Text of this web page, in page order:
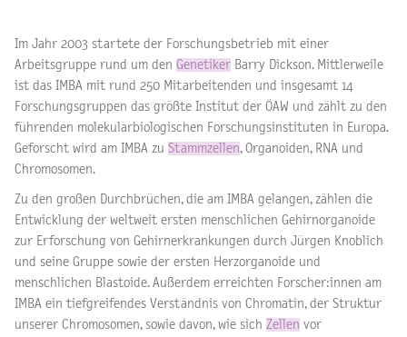
Im Jahr 2003 startete der Forschungsbetrieb mit einer
Arbeitsgruppe rund um den Genetiker Barry Dickson. Mittlerweile
ist das IMBA mit rund 250 Mitarbeitenden und insgesamt 14
Forschungsgruppen das größte Institut der ÖAW und zählt zu den
führenden molekularbiologischen Forschungsinstituten in Europa.
Geforscht wird am IMBA zu Stammzellen, Organoiden, RNA und
Chromosomen.
Zu den großen Durchbrüchen, die am IMBA gelangen, zählen die
Entwicklung der weltweit ersten menschlichen Gehirnorganoide
zur Erforschung von Gehirnerkrankungen durch Jürgen Knoblich
und seine Gruppe sowie der ersten Herzorganoide und
menschlichen Blastoide. Außerdem erreichten Forscher:innen am
IMBA ein tiefgreifendes Verständnis von Chromatin, der Struktur
unserer Chromosomen, sowie davon, wie sich Zellen vor